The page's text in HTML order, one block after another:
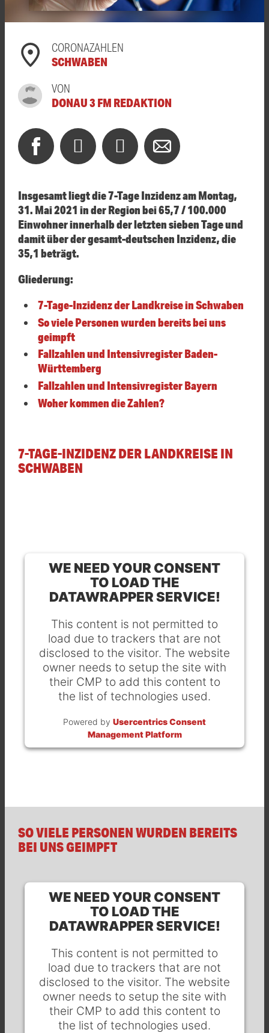
CORONAZAHLEN
SCHWABEN
VON
DONAU 3 FM REDAKTION
Insgesamt liegt die 7-Tage Inzidenz am Montag,
31. Mai 2021 in der Region bei 65,7 / 100.000
Einwohner innerhalb der letzten sieben Tage und
damit über der gesamt-deutschen Inzidenz, die
35,1 beträgt.
Gliederung:
7-Tage-Inzidenz der Landkreise in Schwaben
So viele Personen wurden bereits bei uns
geimpft
Fallzahlen und Intensivregister Baden-
Württemberg
Fallzahlen und Intensivregister Bayern
Woher kommen die Zahlen?
7-TAGE-INZIDENZ DER LANDKREISE IN
SCHWABEN
WE NEED YOUR CONSENT
TO LOAD THE
DATAWRAPPER SERVICE!
This content is not permitted to
load due to trackers that are not
disclosed to the visitor. The website
owner needs to setup the site with
their CMP to add this content to
the list of technologies used.
Powered by Usercentrics Consent
Management Platform
SO VIELE PERSONEN WURDEN BEREITS
BEI UNS GEIMPFT
WE NEED YOUR CONSENT
TO LOAD THE
DATAWRAPPER SERVICE!
This content is not permitted to
load due to trackers that are not
disclosed to the visitor. The website
owner needs to setup the site with
their CMP to add this content to
the list of technologies used.